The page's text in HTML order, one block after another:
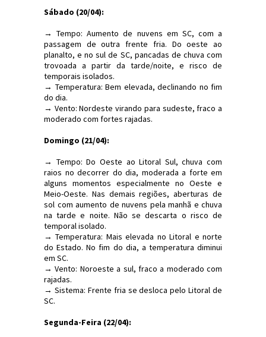
Sábado (20/04):
→ Tempo: Aumento de nuvens em SC, com a
passagem de outra frente fria. Do oeste ao
planalto, e no sul de SC, pancadas de chuva com
trovoada a partir da tarde/noite, e risco de
temporais isolados.
→ Temperatura: Bem elevada, declinando no fim
do dia.
→ Vento: Nordeste virando para sudeste, fraco a
moderado com fortes rajadas.
Domingo (21/04):
→ Tempo: Do Oeste ao Litoral Sul, chuva com
raios no decorrer do dia, moderada a forte em
alguns momentos especialmente no Oeste e
Meio-Oeste. Nas demais regiões, aberturas de
sol com aumento de nuvens pela manhã e chuva
na tarde e noite. Não se descarta o risco de
temporal isolado.
→ Temperatura: Mais elevada no Litoral e norte
do Estado. No fim do dia, a temperatura diminui
em SC.
→ Vento: Noroeste a sul, fraco a moderado com
rajadas.
→ Sistema: Frente fria se desloca pelo Litoral de
SC.
Segunda-Feira (22/04):